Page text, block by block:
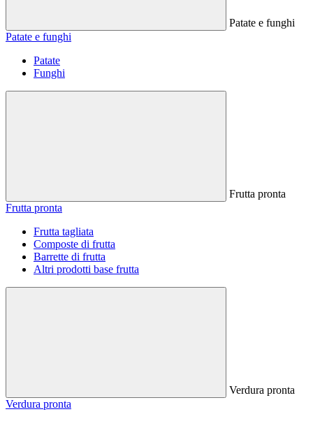
Patate e funghi
Patate e funghi
Patate
Funghi
Frutta pronta
Frutta pronta
Frutta tagliata
Composte di frutta
Barrette di frutta
Altri prodotti base frutta
Verdura pronta
Verdura pronta